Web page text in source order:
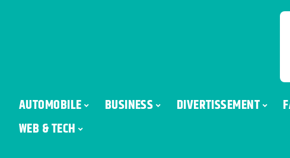
AUTOMOBILE BUSINESS DIVERTISSEMENT
WEB & TECH